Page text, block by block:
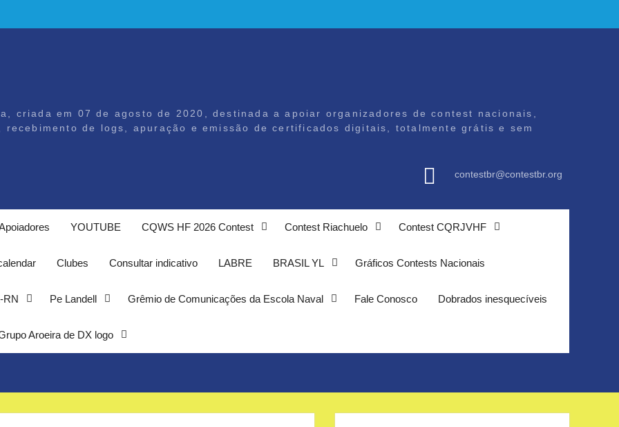
criada em 07 de agosto de 2020, destinada a apoiar organizadores de contest nacionais,
recebimento de logs, apuração e emissão de certificados digitais, totalmente grátis e sem
contestbr@contestbr.org
YOUTUBE CQWS HF 2026 Contest Contest Riachuelo Contest CQRJVHF
Clubes Consultar indicativo LABRE BRASIL YL Gráficos Contests Nacionais
RN Pe Landell Grêmio de Comunicações da Escola Naval Fale Conosco Dobrados inesquecíveis
Aroeira de DX logo